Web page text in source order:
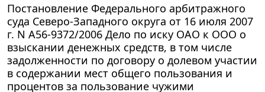
Постановление Федерального арбитражного
суда Северо-Западного округа от 16 июля 2007
г. N А56-9372/2006 Дело по иску ОАО к ООО о
взыскании денежных средств, в том числе
задолженности по договору о долевом участии
в содержании мест общего пользования и
процентов за пользование чужими